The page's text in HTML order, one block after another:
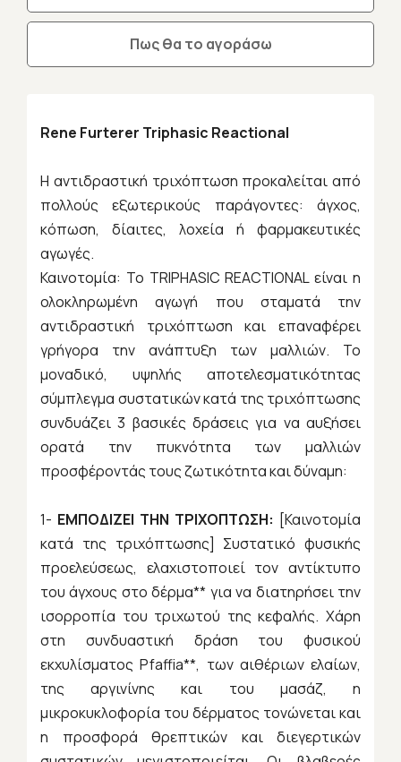
Πως θα το αγοράσω
Rene Furterer Triphasic Reactional
Η αντιδραστική τριχόπτωση προκαλείται από
πολλούς εξωτερικούς παράγοντες: άγχος,
κόπωση, δίαιτες, λοχεία ή φαρμακευτικές
αγωγές.
Καινοτομία: Το TRIPHASIC REACTIONAL είναι η
ολοκληρωμένη αγωγή που σταματά την
αντιδραστική τριχόπτωση και επαναφέρει
γρήγορα την ανάπτυξη των μαλλιών. Το
μοναδικό, υψηλής αποτελεσματικότητας
σύμπλεγμα συστατικών κατά της τριχόπτωσης
συνδυάζει 3 βασικές δράσεις για να αυξήσει
ορατά την πυκνότητα των μαλλιών
προσφέροντάς τους ζωτικότητα και δύναμη:
1- ΕΜΠΟΔΙΖΕΙ ΤΗΝ ΤΡΙΧΟΠΤΩΣΗ: [Καινοτομία
κατά της τριχόπτωσης] Συστατικό φυσικής
προελεύσεως, ελαχιστοποιεί τον αντίκτυπο
του άγχους στο δέρμα** για να διατηρήσει την
ισορροπία του τριχωτού της κεφαλής. Χάρη
στη συνδυαστική δράση του φυσικού
εκχυλίσματος Pfaffia**, των αιθέριων ελαίων,
της αργινίνης και του μασάζ, η
μικροκυκλοφορία του δέρματος τονώνεται και
η προσφορά θρεπτικών και διεγερτικών